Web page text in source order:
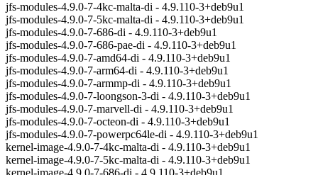
jfs-modules-4.9.0-7-4kc-malta-di - 4.9.110-3+deb9u1
jfs-modules-4.9.0-7-5kc-malta-di - 4.9.110-3+deb9u1
jfs-modules-4.9.0-7-686-di - 4.9.110-3+deb9u1
jfs-modules-4.9.0-7-686-pae-di - 4.9.110-3+deb9u1
jfs-modules-4.9.0-7-amd64-di - 4.9.110-3+deb9u1
jfs-modules-4.9.0-7-arm64-di - 4.9.110-3+deb9u1
jfs-modules-4.9.0-7-armmp-di - 4.9.110-3+deb9u1
jfs-modules-4.9.0-7-loongson-3-di - 4.9.110-3+deb9u1
jfs-modules-4.9.0-7-marvell-di - 4.9.110-3+deb9u1
jfs-modules-4.9.0-7-octeon-di - 4.9.110-3+deb9u1
jfs-modules-4.9.0-7-powerpc64le-di - 4.9.110-3+deb9u1
kernel-image-4.9.0-7-4kc-malta-di - 4.9.110-3+deb9u1
kernel-image-4.9.0-7-5kc-malta-di - 4.9.110-3+deb9u1
kernel-image-4.9.0-7-686-di - 4.9.110-3+deb9u1